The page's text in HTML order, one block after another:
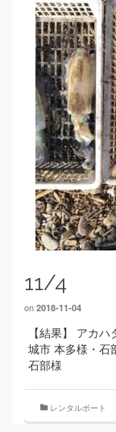
11/4
on 2018-11-04
【結果】 アカ
城市 本多様・石
石部様
レンタルボート